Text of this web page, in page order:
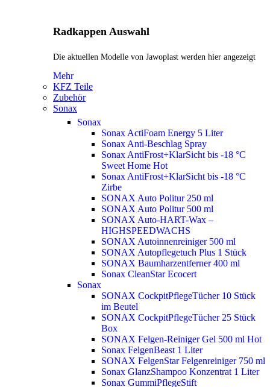
Radkappen Auswahl
Die aktuellen Modelle von Jawoplast werden hier angezeigt
Mehr
KFZ Teile
Zubehör
Sonax
Sonax
Sonax ActiFoam Energy 5 Liter
Sonax Anti-Beschlag Spray
Sonax AntiFrost+KlarSicht bis -18 °C
Sweet Home Hot
Sonax AntiFrost+KlarSicht bis -18 °C
Zirbe
SONAX Auto Politur 250 ml
SONAX Auto Politur 500 ml
SONAX Auto-HART-Wax –
HIGHSPEEDWACHS
SONAX Autoinnenreiniger 500 ml
SONAX Autopflegetuch Plus 1 Stück
SONAX Baumharzentferner 400 ml
Sonax CleanStar Ecocert
Sonax
SONAX CockpitPflegeTücher 10 Stück
im Beutel
SONAX CockpitPflegeTücher 25 Stück
Box
SONAX Felgen-Reiniger Gel 500 ml Hot
Sonax FelgenBeast 1 Liter
SONAX FelgenStar Felgenreiniger 750 ml
Sonax GlanzShampoo Konzentrat 1 Liter
Sonax GummiPflegeStift